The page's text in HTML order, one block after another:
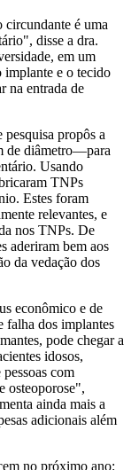
é uma
disse a dra.
em um
implante e o tecido
na entrada de
pesquisa propôs a
de diâmetro⁠—para
Usando
TNPs
Estes foram
relevantes, e
nos TNPs. De
aderiram bem aos
da vedação dos
econômico e de
falha dos implantes
pode chegar a
idosos,
com
osteoporose",
ainda mais a
adicionais além
no próximo ano: